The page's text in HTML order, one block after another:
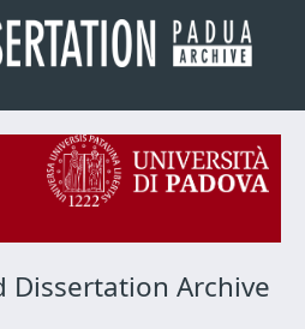
Dissertation Archive